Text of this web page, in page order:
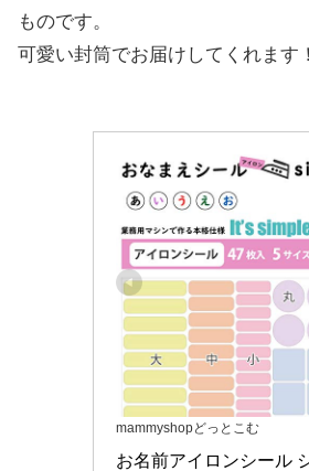
ものです。
可愛い封筒でお届けしてくれます！
mammyshopどっとこむ
お名前アイロンシール